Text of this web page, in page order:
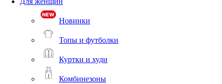
Новинки
Топы и футболки
Куртки и худи
Комбинезоны